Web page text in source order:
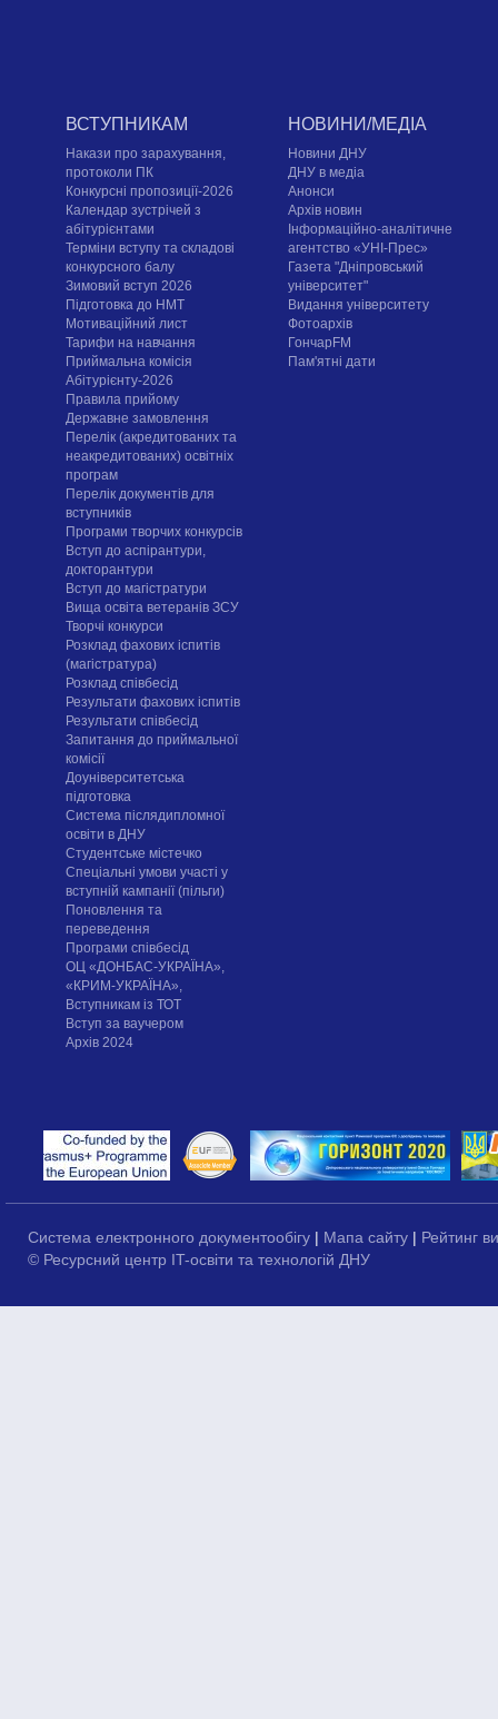
ВСТУПНИКАМ
Накази про зарахування,
протоколи ПК
Конкурсні пропозиції-2026
Календар зустрічей з
абітурієнтами
Терміни вступу та складові
конкурсного балу
Зимовий вступ 2026
Підготовка до НМТ
Мотиваційний лист
Тарифи на навчання
Приймальна комісія
Абітурієнту-2026
Правила прийому
Державне замовлення
Перелік (акредитованих та
неакредитованих) освітніх
програм
Перелік документів для
вступників
Програми творчих конкурсiв
Вступ до аспірантури,
докторантури
Вступ до магістратури
Вища освіта ветеранів ЗСУ
Творчі конкурси
Розклад фахових іспитів
(магістратура)
Розклад співбесід
Результати фахових іспитів
Результати співбесід
Запитання до приймальної
комісії
Доуніверситетська
підготовка
Система післядипломної
освіти в ДНУ
Cтудентське містечко
Спеціальні умови участі у
вступній кампанії (пільги)
Поновлення та
переведення
Програми співбесід
ОЦ «ДОНБАС-УКРАЇНА»,
«КРИМ-УКРАЇНА»,
Вступникам із ТОТ
Вступ за ваучером
Архів 2024
НОВИНИ/МЕДІА
Новини ДНУ
ДНУ в медіа
Анонси
Архів новин
Інформаційно-аналітичне
агентство «УНІ-Прес»
Газета "Дніпровський
університет"
Видання університету
Фотоархів
ГончарFM
Пам'ятні дати
Система електронного документообігу | Мапа сайту | Рейтинг
© Ресурсний центр IT-освіти та технологій ДНУ